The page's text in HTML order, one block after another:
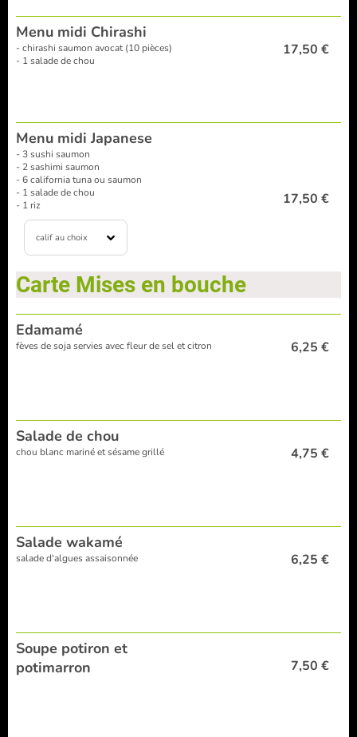
Menu midi Chirashi
- chirashi saumon avocat (10 pièces)
- 1 salade de chou
17,50 €
Menu midi Japanese
- 3 sushi saumon
- 2 sashimi saumon
- 6 california tuna ou saumon
- 1 salade de chou
- 1 riz
calif au choix
17,50 €
Carte Mises en bouche
Edamamé
fèves de soja servies avec fleur de sel et citron 6,25 €
Salade de chou
chou blanc mariné et sésame grillé 4,75 €
Salade wakamé
salade d'algues assaisonnée 6,25 €
Soupe potiron et
potimarron
7,50 €